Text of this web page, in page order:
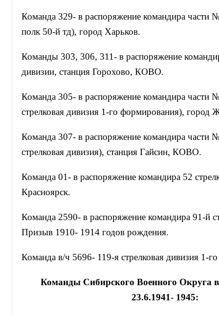
Команда 329- в распоряжение командира части
полк 50-й тд), город Харьков.
Команды 303, 306, 311- в распоряжение
дивизии, станция Горохово, КОВО.
Команда 305- в распоряжение командира части
стрелковая дивизия 1-го формирования),
Команда 307- в распоряжение командира части
стрелковая дивизия), станция Гайсин, КОВО.
Команда 01- в распоряжение командира 52
Красноярск.
Команда 2590- в распоряжение командира 91-й
Призыв 1910- 1914 годов рождения.
Команда в/ч 5696- 119-я стрелковая дивизия 1-
Команды Сибирского Военного Округа
23.6.1941- 1945: